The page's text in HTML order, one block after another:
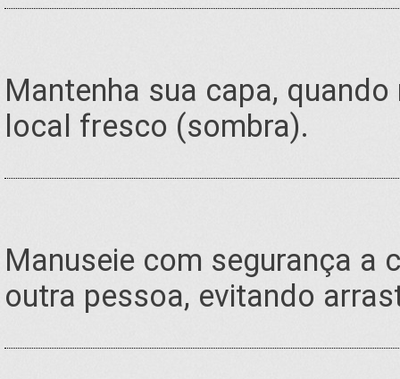
Mantenha sua capa,
local fresco (sombra).
Manuseie com segurança a
outra pessoa, evitando